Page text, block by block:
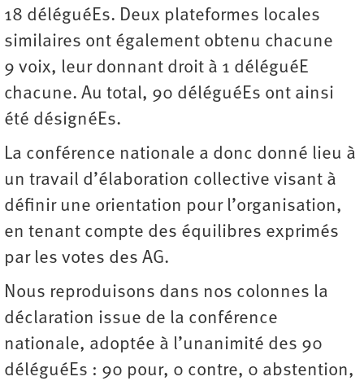
18 déléguéEs. Deux plateformes locales
similaires ont également obtenu chacune
9 voix, leur donnant droit à 1 déléguéE
chacune. Au total, 90 déléguéEs ont ainsi
été désignéEs.
La conférence nationale a donc donné lieu à
un travail d’élaboration collective visant à
définir une orientation pour l’organisation,
en tenant compte des équilibres exprimés
par les votes des AG.
Nous reproduisons dans nos colonnes la
déclaration issue de la conférence
nationale, adoptée à l’unanimité des 90
déléguéEs : 90 pour, 0 contre, 0 abstention,